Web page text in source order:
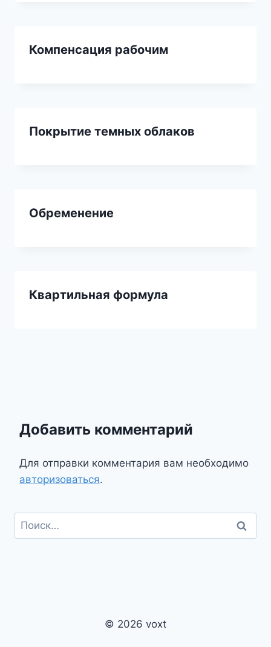
Компенсация рабочим
Покрытие темных облаков
Обременение
Квартильная формула
Добавить комментарий
Для отправки комментария вам необходимо
авторизоваться.
Найти:
© 2026 voxt